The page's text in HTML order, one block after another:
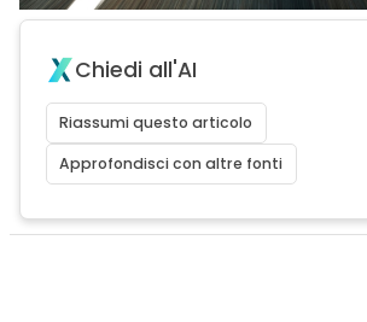
Chiedi all'AI
Riassumi questo articolo
Approfondisci con altre fonti